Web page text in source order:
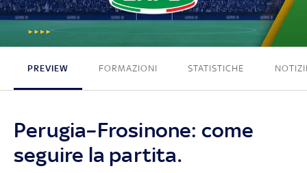
1 - 1
PREVIEW FORMAZIONI STATISTICHE
Perugia–Frosinone: come
seguire la partita.